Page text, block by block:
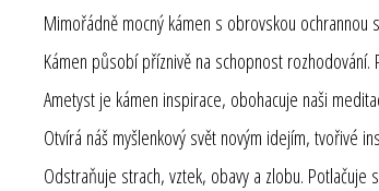
Mimořádně mocný kámen s obrovskou
Kámen působí příznivě na schopnost
Ametyst je kámen inspirace, obohacuje naši
Otvírá náš myšlenkový svět novým idejím, tvořivé
Odstraňuje strach, vztek, obavy a zlobu.